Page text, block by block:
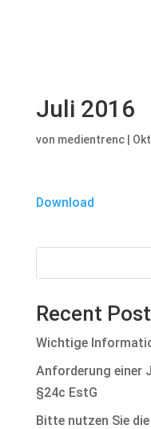
Juli 2016
von medientrenc|
Download
Recent
Wichtige
Anforderung einer
§24c EstG
Bitte nutzen Sie